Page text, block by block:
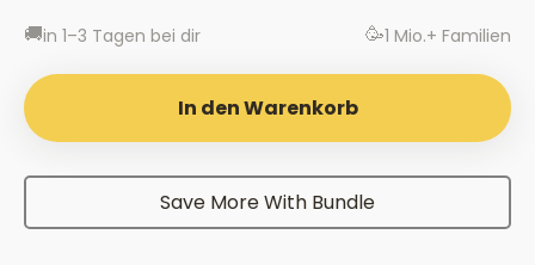
🚚in 1–3 Tagen bei dir 🥳1 Mio.+ Familien
In den Warenkorb
Save More With Bundle